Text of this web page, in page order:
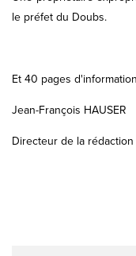
le préfet du Doubs.
Et 40 pages
Jean-François HAUSER
Directeur de la rédaction